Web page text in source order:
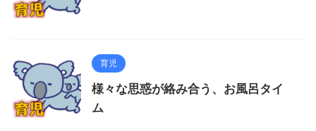
育児
様々な思惑が絡み合う、お風呂タイ
ム